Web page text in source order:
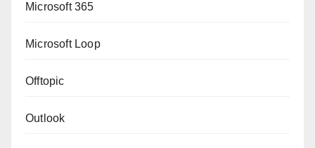
Microsoft 365
Microsoft Loop
Offtopic
Outlook